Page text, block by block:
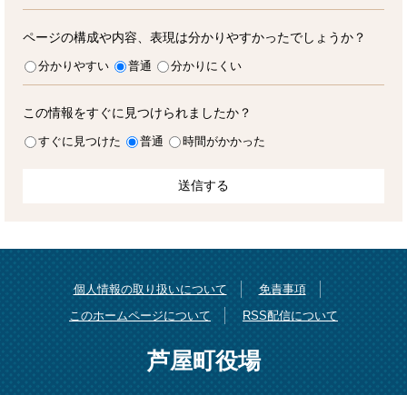
ページの構成や内容、表現は分かりやすかったでしょうか？
分かりやすい 普通 分かりにくい
この情報をすぐに見つけられましたか？
すぐに見つけた 普通 時間がかかった
個人情報の取り扱いについて
免責事項
このホームページについて
RSS配信について
芦屋町役場